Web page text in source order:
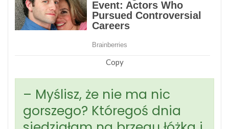
Copy
– Myślisz, że nie ma nic
gorszego? Któregoś dnia